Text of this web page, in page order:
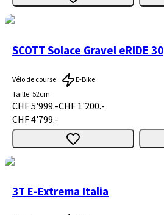
SCOTT Solace Gravel eRIDE 30
Vélo de course
E-Bike
Taille: 52cm
CHF 5'999.-CHF 1'200.-
CHF 4'799.-
3T E-Extrema Italia